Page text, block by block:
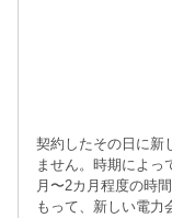
契約したその日に新
ません。時期によっ
月〜2カ月程度の時
もって、新しい電力